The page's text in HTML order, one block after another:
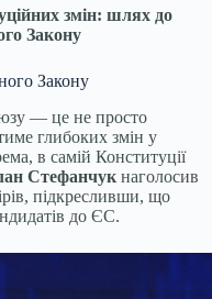
змін: шлях до
Закону
Закону
— це не просто
глибоких змін у
в самій Конституції
Стефанчук наголосив
підкресливши, що
до ЄС.